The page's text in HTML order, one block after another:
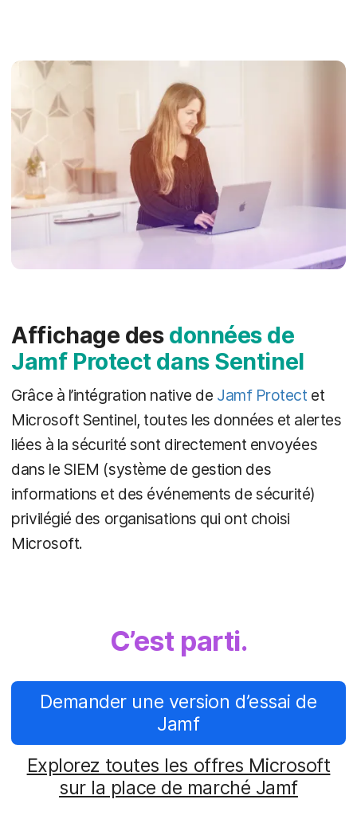
Affichage des données de
Jamf Protect dans Sentinel
Grâce à l’intégration native de Jamf Protect et
Microsoft Sentinel, toutes les données et alertes
liées à la sécurité sont directement envoyées
dans le SIEM (système de gestion des
informations et des événements de sécurité)
privilégié des organisations qui ont choisi
Microsoft.
C’est parti.
Demander une version d’essai de
Jamf
Explorez toutes les offres Microsoft
sur la place de marché Jamf